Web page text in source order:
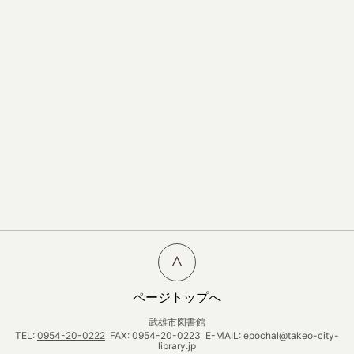
ページトップへ
武雄市図書館
TEL: 0954-20-0222 FAX: 0954-20-0223 E-MAIL: epochal@takeo-city-
library.jp